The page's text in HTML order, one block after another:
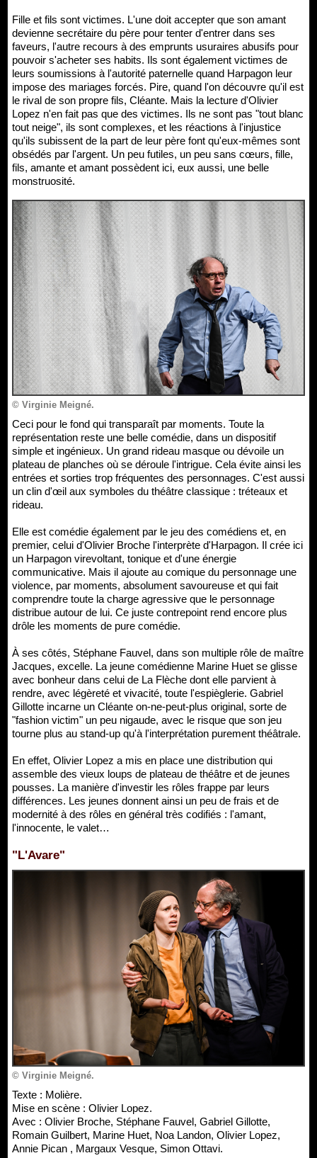
Fille et fils sont victimes. L'une doit accepter que son amant
devienne secrétaire du père pour tenter d'entrer dans ses
faveurs, l'autre recours à des emprunts usuraires abusifs pour
pouvoir s'acheter ses habits. Ils sont également victimes de
leurs soumissions à l'autorité paternelle quand Harpagon leur
impose des mariages forcés. Pire, quand l'on découvre qu'il est
le rival de son propre fils, Cléante. Mais la lecture d'Olivier
Lopez n'en fait pas que des victimes. Ils ne sont pas "tout blanc
tout neige", ils sont complexes, et les réactions à l'injustice
qu'ils subissent de la part de leur père font qu'eux-mêmes sont
obsédés par l'argent. Un peu futiles, un peu sans cœurs, fille,
fils, amante et amant possèdent ici, eux aussi, une belle
monstruosité.
© Virginie Meigné.
Ceci pour le fond qui transparaît par moments. Toute la
représentation reste une belle comédie, dans un dispositif
simple et ingénieux. Un grand rideau masque ou dévoile un
plateau de planches où se déroule l'intrigue. Cela évite ainsi les
entrées et sorties trop fréquentes des personnages. C'est aussi
un clin d'œil aux symboles du théâtre classique : tréteaux et
rideau.
Elle est comédie également par le jeu des comédiens et, en
premier, celui d'Olivier Broche l'interprète d'Harpagon. Il crée ici
un Harpagon virevoltant, tonique et d'une énergie
communicative. Mais il ajoute au comique du personnage une
violence, par moments, absolument savoureuse et qui fait
comprendre toute la charge agressive que le personnage
distribue autour de lui. Ce juste contrepoint rend encore plus
drôle les moments de pure comédie.
À ses côtés, Stéphane Fauvel, dans son multiple rôle de maître
Jacques, excelle. La jeune comédienne Marine Huet se glisse
avec bonheur dans celui de La Flèche dont elle parvient à
rendre, avec légèreté et vivacité, toute l'espièglerie. Gabriel
Gillotte incarne un Cléante on-ne-peut-plus original, sorte de
"fashion victim" un peu nigaude, avec le risque que son jeu
tourne plus au stand-up qu'à l'interprétation purement théâtrale.
En effet, Olivier Lopez a mis en place une distribution qui
assemble des vieux loups de plateau de théâtre et de jeunes
pousses. La manière d'investir les rôles frappe par leurs
différences. Les jeunes donnent ainsi un peu de frais et de
modernité à des rôles en général très codifiés : l'amant,
l'innocente, le valet…
"L'Avare"
© Virginie Meigné.
Texte : Molière.
Mise en scène : Olivier Lopez.
Avec : Olivier Broche, Stéphane Fauvel, Gabriel Gillotte,
Romain Guilbert, Marine Huet, Noa Landon, Olivier Lopez,
Annie Pican , Margaux Vesque, Simon Ottavi.